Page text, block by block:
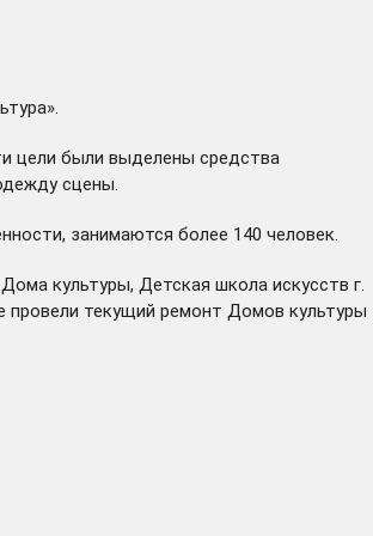
цели были выделены средства
сцены.
занимаются более 140 человек.
культуры, Детская школа искусств г.
провели текущий ремонт Домов культуры